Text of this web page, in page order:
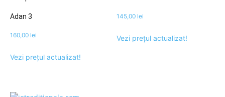
Adan 3
160,00 lei
Vezi prețul actualizat!
145,00 lei
Vezi prețul actualizat!